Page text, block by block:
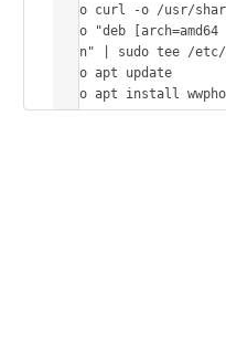
sudo curl -o /usr/
echo "deb
main" | sudo tee /
sudo apt update
sudo apt install